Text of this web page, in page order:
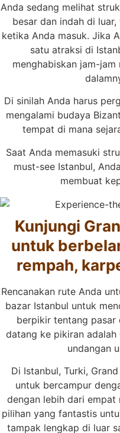
Anda sedang melihat
besar dan indah di
ketika Anda masuk. Jika
satu atraksi di
menghabiskan jam-
Di sinilah Anda harus
mengalami budaya
tempat di mana
Saat Anda memasuki
must-see Istanbul,
membuat
Kunjungi
untuk
rempah,
Rencanakan rute Anda
bazar Istanbul untuk
berpikir tentang pasar
datang ke pikiran adalah
undangan
Di Istanbul, Turki,
untuk bercampur
dengan lebih dari empat
pilihan yang fantastis
tampak lengkap di luar